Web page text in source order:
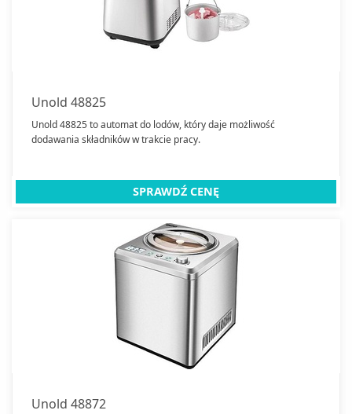
Unold 48825
Unold 48825 to automat do lodów, który daje możliwość
dodawania składników w trakcie pracy.
SPRAWDŹ CENĘ
Unold 48872